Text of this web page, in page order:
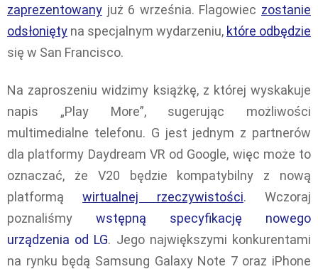
zaprezentowany już 6 września. Flagowiec zostanie
odsłonięty na specjalnym wydarzeniu, które odbędzie
się w San Francisco.
Na zaproszeniu widzimy książkę, z której wyskakuje
napis „Play More”, sugerując możliwości
multimedialne telefonu. G jest jednym z partnerów
dla platformy Daydream VR od Google, więc może to
oznaczać, że V20 będzie kompatybilny z nową
platformą wirtualnej rzeczywistości. Wczoraj
poznaliśmy wstępną specyfikację nowego
urządzenia od LG. Jego największymi konkurentami
na rynku będą Samsung Galaxy Note 7 oraz iPhone